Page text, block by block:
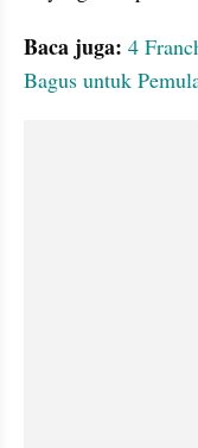
Baca juga: 4
Bagus untuk